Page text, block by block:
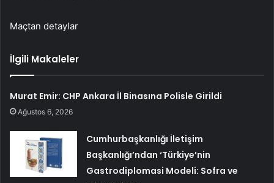
Maçtan detaylar
İlgili Makaleler
Murat Emir: CHP Ankara İl Binasına Polisle Girildi
Ağustos 6, 2026
Cumhurbaşkanlığı İletişim
Başkanlığı’ndan ‘Türkiye’nin
Gastrodiplomasi Modeli: Sofra ve